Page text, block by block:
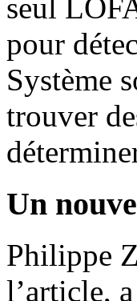
seul
pour
Système
trouver
Un
Philippe
l’article,